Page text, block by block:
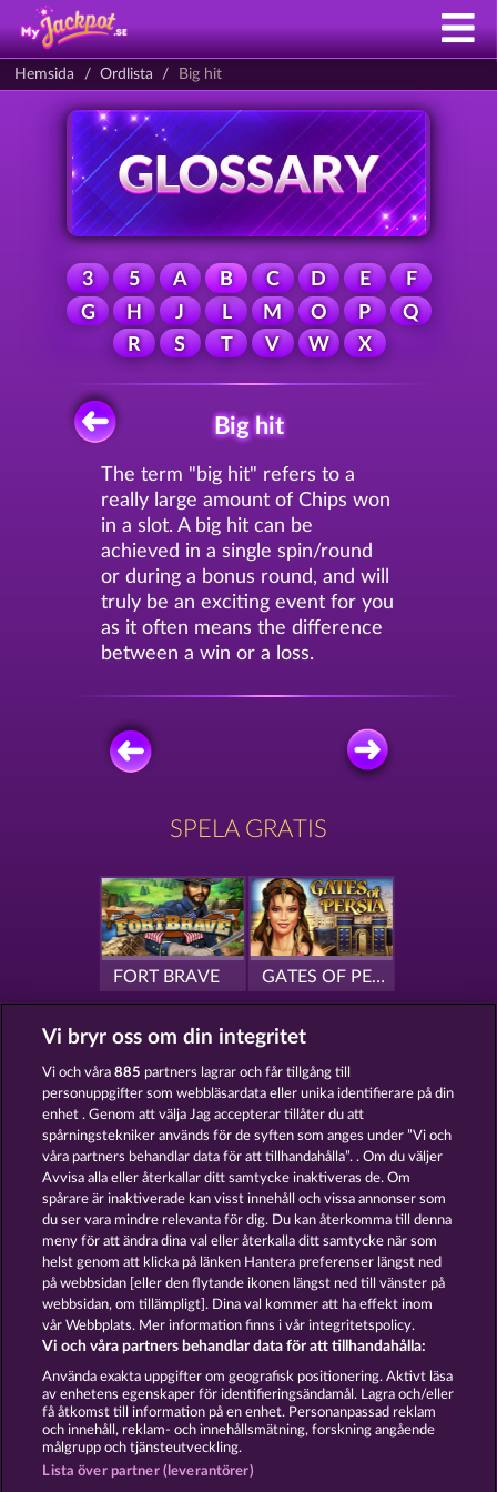
Hemsida Ordlista Big hit
3 5 A B C D E
F
G
H J L M O P
Q
R
S T V W X
Big hit
The term "big hit" refers to a
really large amount of Chips won
in a slot. A big hit can be
achieved in a single spin/round
or during a bonus round, and will
truly be an exciting event for you
as it often means the difference
between a win or a loss.
SPELA GRATIS
FORT BRAVE GATES OF PERSIA
Användarvillkor Sekretesspolicy Avtryck
Om Företaget FAQ Partnerprogram
Facebook
Skicka in en begäran om att ångra köpet
Vi bryr oss om din integritet
Vi och våra885 partners lagrar och får tillgång till
personuppgifter som webbläsardata eller unika identifierare på din
enhet . Genom att välja Jag accepterar tillåter du att
spårningstekniker används för de syften som anges under ”Vi och
våra partners behandlar data för att tillhandahålla”. . Om du väljer
Avvisa alla eller återkallar ditt samtycke inaktiveras de. Om
spårare är inaktiverade kan visst innehåll och vissa annonser som
du ser vara mindre relevanta för dig. Du kan återkomma till denna
meny för att ändra dina val eller återkalla ditt samtycke när som
helst genom att klicka på länken Hantera preferenser längst ned
på webbsidan [eller den flytande ikonen längst ned till vänster på
webbsidan, om tillämpligt]. Dina val kommer att ha effekt inom
vår Webbplats. Mer information finns i vår integritetspolicy.
Vi och våra partners behandlar data för att tillhandahålla:
Använda exakta uppgifter om geografisk positionering. Aktivt läsa
av enhetens egenskaper för identifieringsändamål. Lagra och/eller
få åtkomst till information på en enhet. Personanpassad reklam
och innehåll, reklam- och innehållsmätning, forskning angående
målgrupp och tjänsteutveckling.
Lista över partner (leverantörer)